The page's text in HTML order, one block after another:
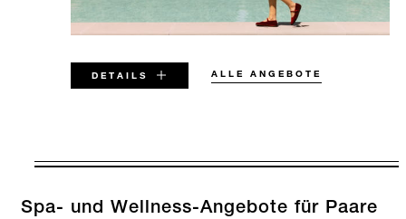
DETAILS ALLE ANGEBOTE
GÜLTIG AN AUSGEWÄHLTEN
7. AUG. 2026 – 31. DEZ. 2029
Spa- und Wellness-Angebote für Paare